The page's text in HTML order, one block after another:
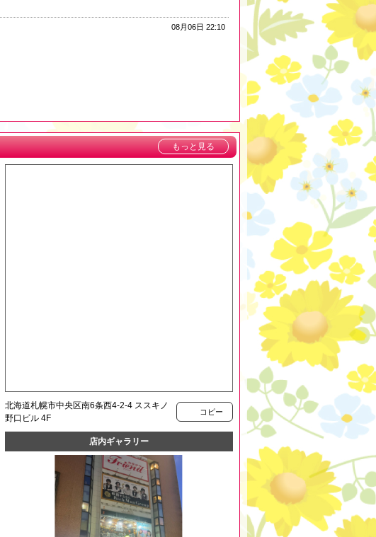
08月06日 22:10
もっと見る
北海道札幌市中央区南6条西4-2-4 ススキノ
野口ビル 4F
コピー
店内ギャラリー